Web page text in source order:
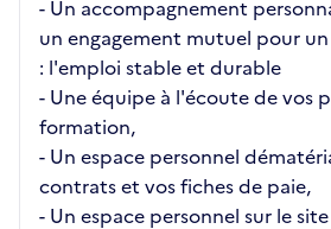
- Un accompagnement
un engagement mutuel pour
: l'emploi stable et durable
- Une équipe à l'écoute de vos
formation,
- Un espace personnel
contrats et vos fiches de paie,
- Un espace personnel sur le